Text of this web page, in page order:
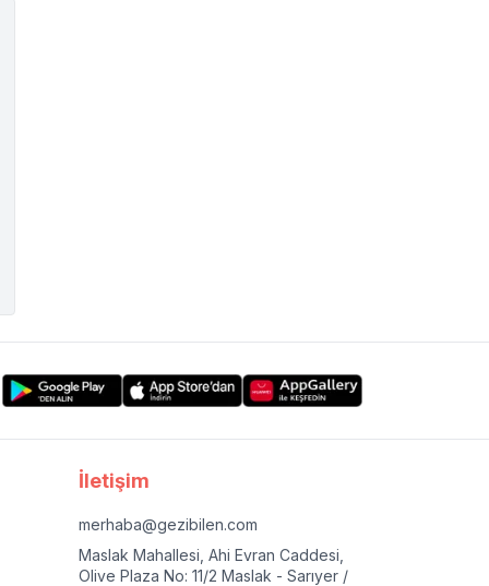
İletişim
merhaba@gezibilen.com
Maslak Mahallesi, Ahi Evran Caddesi,
Olive Plaza No: 11/2 Maslak - Sarıyer /